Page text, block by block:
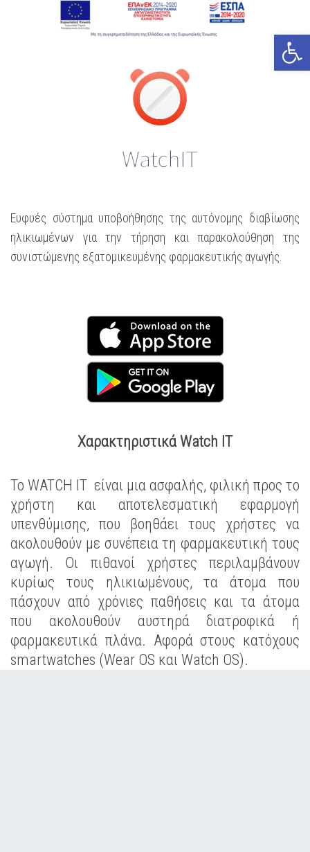
Ευφυές σύστημα υποβοήθησης της αυτόνομης διαβίωσης
ηλικιωμένων για την τήρηση και παρακολούθηση της
συνιστώμενης εξατομικευμένης φαρμακευτικής αγωγής.
Χαρακτηριστικά Watch IT
Το WATCH IT είναι μια ασφαλής, φιλική προς το
χρήστη και αποτελεσματική εφαρμογή
υπενθύμισης, που βοηθάει τους χρήστες να
ακολουθούν με συνέπεια τη φαρμακευτική τους
αγωγή. Οι πιθανοί χρήστες περιλαμβάνουν
κυρίως τους ηλικιωμένους, τα άτομα που
πάσχουν από χρόνιες παθήσεις και τα άτομα
που ακολουθούν αυστηρά διατροφικά ή
φαρμακευτικά πλάνα. Αφορά στους κατόχους
smartwatches (Wear OS και Watch OS).